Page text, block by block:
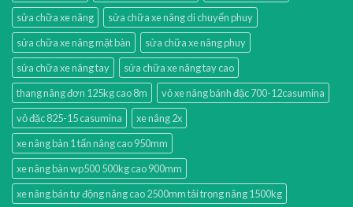
sửa chữa xe nâng
sửa chữa xe nâng di chuyển phuy
sửa chữa xe nâng mặt bàn
sửa chữa xe nâng phuy
sửa chữa xe nâng tay
sửa chữa xe nâng tay cao
thang nâng đơn 125kg cao 8m
vỏ xe nâng bánh đặc 700-12casumina
vỏ đặc 825-15 casumina
xe nâng 2x
xe nâng bàn 1 tấn nâng cao 950mm
xe nâng bàn wp500 500kg cao 900mm
xe nâng bán tự động nâng cao 2500mm tải trọng nâng 1500kg